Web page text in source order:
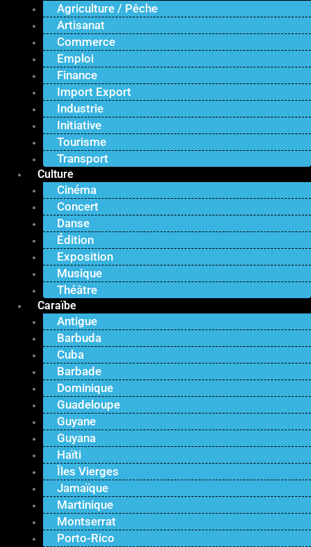
Agriculture / Pêche
Artisanat
Commerce
Emploi
Finance
Import Export
Industrie
Initiative
Tourisme
Transport
Culture
Cinéma
Concert
Danse
Édition
Exposition
Musique
Théâtre
Caraïbe
Antigue
Barbuda
Cuba
Barbade
Dominique
Guadeloupe
Guyane
Guyana
Haïti
Îles Vierges
Jamaïque
Martinique
Montserrat
Porto-Rico